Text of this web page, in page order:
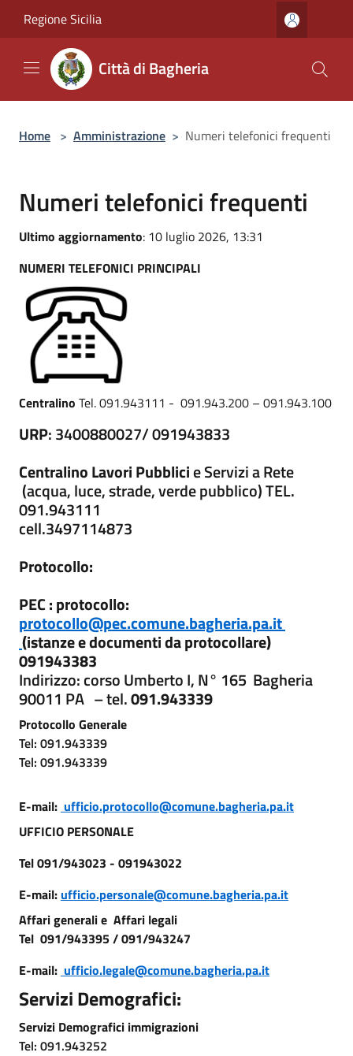
Regione Sicilia
Città di Bagheria
Home > Amministrazione > Numeri telefonici frequenti
Numeri telefonici frequenti
Ultimo aggiornamento: 10 luglio 2026, 13:31
NUMERI TELEFONICI PRINCIPALI
Centralino Tel. 091.943111 - 091.943.200 – 091.943.100
URP: 3400880027/ 091943833
Centralino Lavori Pubblicie Servizi a Rete
(acqua, luce, strade, verde pubblico) TEL.
091.943111
cell.3497114873
Protocollo:
PEC : protocollo:
protocollo@pec.comune.bagheria.pa.it
(istanze e documenti da protocollare)
091943383
Indirizzo: corso Umberto I, N° 165 Bagheria
90011 PA – tel.091.943339
Protocollo Generale
Tel: 091.943339
Tel: 091.943339
E-mail: ufficio.protocollo@comune.bagheria.pa.it
UFFICIO PERSONALE
Tel 091/943023 - 091943022
E-mail:ufficio.personale@comune.bagheria.pa.it
Affari generali e Affari legali
Tel 091/943395 / 091/943247
E-mail: ufficio.legale@comune.bagheria.pa.it
Servizi Demografici:
Servizi Demografici immigrazioni
Tel: 091.943252